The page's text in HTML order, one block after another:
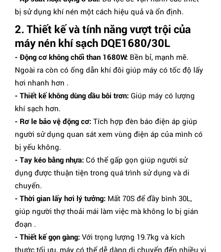
bị sử dụng khí nén một cách hiệu quả và ổn định.
2. Thiết kế và tính năng vượt trội của
máy nén khí sạch DQE1680/30L
- Động cơ không chổi than 1680W: Bền bỉ, mạnh mẽ.
Ngoài ra còn có ống dẫn khí đôi giúp máy có tốc độ lấy
hơi nhanh hơn .
- Thiết kế không dùng dầu bôi trơn: Giúp máy có lượng
khí sạch hơn.
- Rơ le bảo vệ động cơ: Tích hợp đèn báo điện áp giúp
người sử dụng quan sát xem vùng điện áp của mình có
bị yếu không.
- Tay kéo bằng nhựa: Có thể gấp gọn giúp người sử
dụng được thuận tiện trong quá trình sử dụng và di
chuyển.
- Thời gian lấy hơi lý tưởng: Mất 70S để đầy bình 30L,
giúp người thợ thoải mái làm việc mà không lo bị gián
đoạn .
- Thiết kế gọn gàng: Với trọng lượng 19.7kg và kích
thước tối ưu, máy có thể dễ dàng di chuyển đến nhiều vị